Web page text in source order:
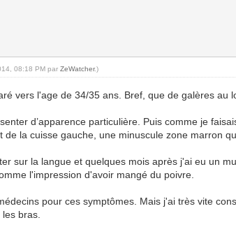
08:18 PM parZeWatcher.)
vers l'age de 34/35 ans. Bref, que de galères au
d’apparence particulière. Puis comme je
la cuisse gauche, une minuscule zone marron
sur la langue et quelques mois après j'ai eu un
l'impression d'avoir mangé du poivre.
pour ces symptômes. Mais j'ai très vite
bras.